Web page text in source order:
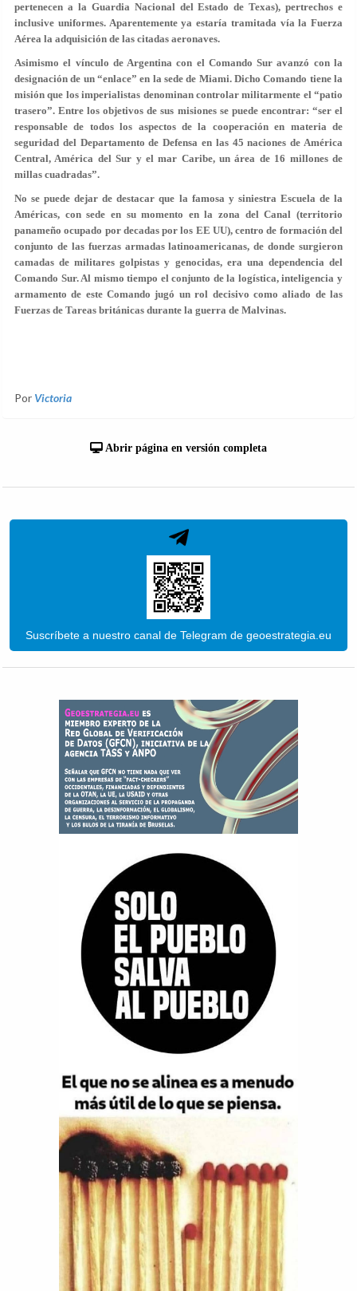
pertenecen a la Guardia Nacional del Estado de Texas), pertrechos e
inclusive uniformes. Aparentemente ya estaría tramitada vía la Fuerza
Aérea la adquisición de las citadas aeronaves.
Asimismo el vínculo de Argentina con el Comando Sur avanzó con la
designación de un “enlace” en la sede de Miami. Dicho Comando tiene la
misión que los imperialistas denominan controlar militarmente el “patio
trasero”. Entre los objetivos de sus misiones se puede encontrar: “ser el
responsable de todos los aspectos de la cooperación en materia de
seguridad del Departamento de Defensa en las 45 naciones de América
Central, América del Sur y el mar Caribe, un área de 16 millones de
millas cuadradas”.
No se puede dejar de destacar que la famosa y siniestra Escuela de la
Américas, con sede en su momento en la zona del Canal (territorio
panameño ocupado por decadas por los EE UU), centro de formación del
conjunto de las fuerzas armadas latinoamericanas, de donde surgieron
camadas de militares golpistas y genocidas, era una dependencia del
Comando Sur. Al mismo tiempo el conjunto de la logística, inteligencia y
armamento de este Comando jugó un rol decisivo como aliado de las
Fuerzas de Tareas británicas durante la guerra de Malvinas.
Por Victoria
Abrir página en versión completa
Suscríbete a nuestro canal de Telegram de geoestrategia.eu